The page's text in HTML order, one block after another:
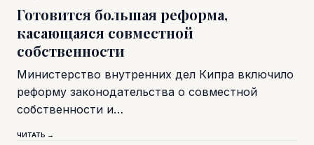
Готовится большая реформа,
касающаяся совместной
собственности
Министерство внутренних дел Кипра включило
реформу законодательства о совместной
собственности и…
ЧИТАТЬ →